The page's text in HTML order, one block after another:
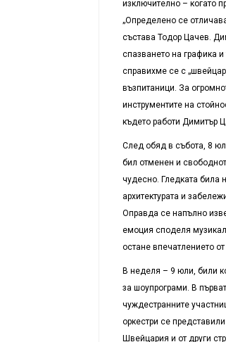
изключително – когато
„Определено се
състава Тодор Цачев.
спазването на графика
справихме се с
възпитаници. За
инструментите на
където работи Димитър
След обяд в събота, 8
бил отменен и
чудесно. Гледката била
архитектурата и
Оправда се напълно
емоция споделя
остане впечатлението
В неделя – 9 юли, били
за шоупрограми. В
чуждестранните
оркестри се
Швейцария и от други